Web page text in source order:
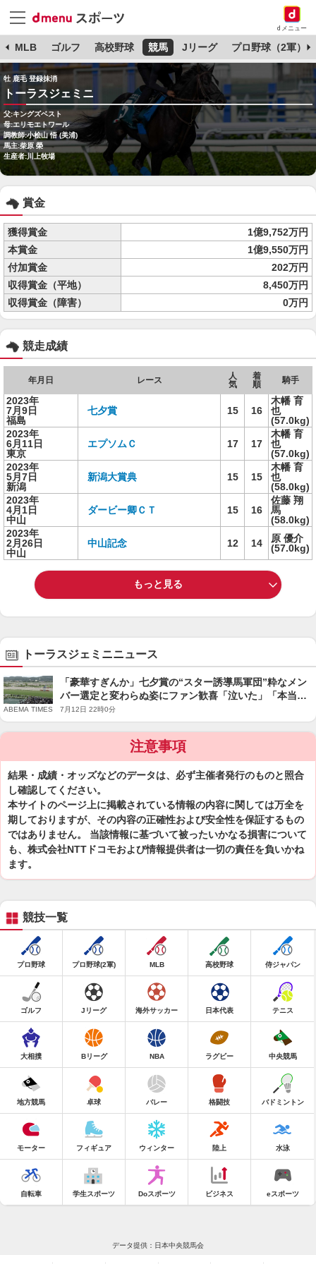
dメニュー
MLB ゴルフ 高校野球 競馬 Jリーグ プロ野球（2軍）
牡 鹿毛 登録抹消
トーラスジェミニ
父:キングズベスト
母:エリモエトワール
調教師:小桧山 悟 (美浦)
馬主:柴原 榮
生産者:川上牧場
賞金
獲得賞金
1億9,752万円
本賞金
1億9,550万円
付加賞金
202万円
収得賞金（平地）
8,450万円
収得賞金（障害）
0万円
競走成績
年月日 レース
人
気
着
順
騎手
2023年
7月9日
福島
七夕賞 15 16
木幡 育
也
(57.0kg)
2023年
6月11日
東京
エプソムＣ 17 17
木幡 育
也
(57.0kg)
2023年
5月7日
新潟
新潟大賞典 15 15
木幡 育
也
(58.0kg)
2023年
4月1日
中山
ダービー卿ＣＴ 15 16
佐藤 翔
馬
(58.0kg)
2023年
2月26日
中山
中山記念 12 14
原 優介
(57.0kg)
もっと見る
トーラスジェミニニュース
「豪華すぎんか」七夕賞の“スター誘導馬軍団”粋なメン
バー選定と変わらぬ姿にファン歓喜「泣いた」「本当に
アツい」
ABEMA TIMES 7月12日 22時0分
注意事項
結果・成績・オッズなどのデータは、必ず主催者発行のものと照合
し確認してください。
本サイトのページ上に掲載されている情報の内容に関しては万全を
期しておりますが、その内容の正確性および安全性を保証するもの
ではありません。 当該情報に基づいて被ったいかなる損害について
も、株式会社NTTドコモおよび情報提供者は一切の責任を負いかね
ます。
競技一覧
プロ野球 プロ野球(2軍) MLB 高校野球 侍ジャパン
ゴルフ Jリーグ 海外サッカー 日本代表 テニス
大相撲 Bリーグ NBA ラグビー 中央競馬
地方競馬 卓球 バレー 格闘技 バドミントン
モーター フィギュア ウィンター 陸上 水泳
自転車 学生スポーツ Doスポーツ ビジネス eスポーツ
データ提供：日本中央競馬会